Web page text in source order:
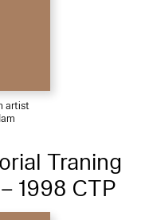
artist
Traning
1998 CTP